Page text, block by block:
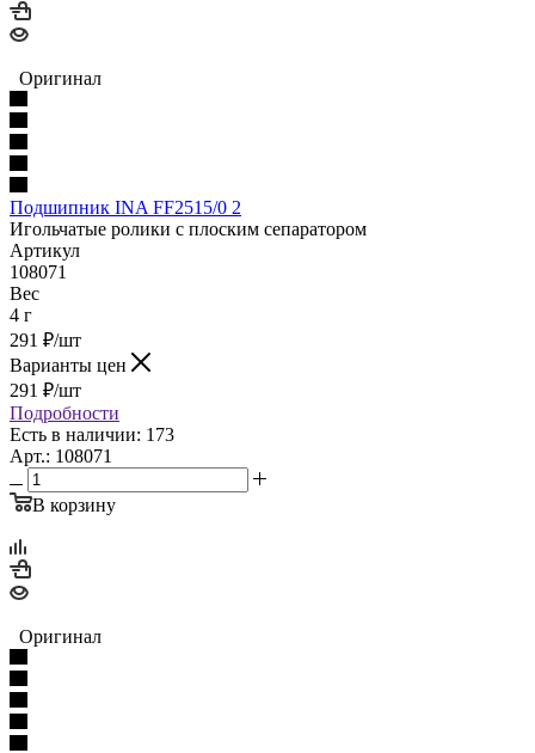
Оригинал
Подшипник INA FF2515/0 2
Игольчатые ролики с плоским сепаратором
Артикул
108071
Вес
4 г
291 ₽/шт
Варианты цен
291 ₽/шт
Подробности
Есть в наличии: 173
Арт.: 108071
В корзину
Оригинал